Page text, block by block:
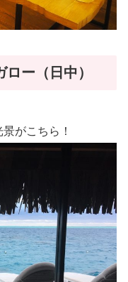
ー（日中）
がこちら！